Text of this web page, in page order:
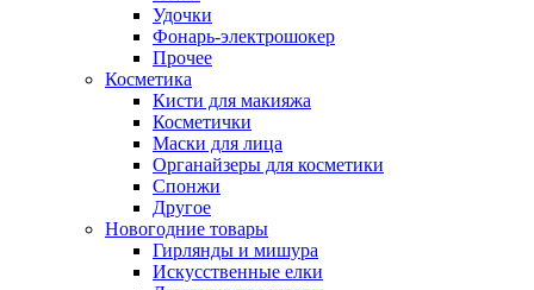
Удочки
Фонарь-электрошокер
Прочее
Косметика
Кисти для макияжа
Косметички
Маски для лица
Органайзеры для косметики
Спонжи
Другое
Новогодние товары
Гирлянды и мишура
Искусственные елки